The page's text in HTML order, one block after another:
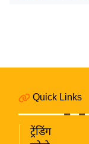
टो
Quick Links
ट्रेंडिंग